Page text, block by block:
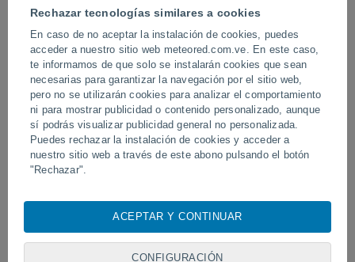
Rechazar tecnologías similares a cookies
En caso de no aceptar la instalación de cookies, puedes
acceder a nuestro sitio web meteored.com.ve. En este caso,
te informamos de que solo se instalarán cookies que sean
necesarias para garantizar la navegación por el sitio web,
pero no se utilizarán cookies para analizar el comportamiento
ni para mostrar publicidad o contenido personalizado, aunque
sí podrás visualizar publicidad general no personalizada.
Puedes rechazar la instalación de cookies y acceder a
nuestro sitio web a través de este abono pulsando el botón
"Rechazar".
cookies, identificadores únicos o tecnologías similares para
visita en este sitio web, las direcciones IP y los
identificadores de cookies. Es posible que algunos
ACEPTAR Y CONTINUAR
CONFIGURACIÓN
Un rayo impactó en un campo de
fútbol en Narathiwat, Tailandia.
Erupción y actividad
volcán de Fuego,
Síguenos